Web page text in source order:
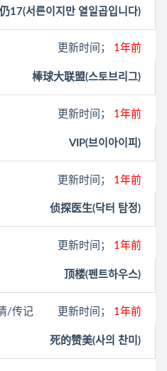
17(서른이지만 열일곱입니다)
更新时间； 1年前
棒球大联盟(스토브리그)
更新时间； 1年前
VIP(브이아이피)
更新时间； 1年前
侦探医生(닥터 탐정)
更新时间； 1年前
顶楼(펜트하우스)
/传记 更新时间； 1年前
死的赞美(사의 찬미)